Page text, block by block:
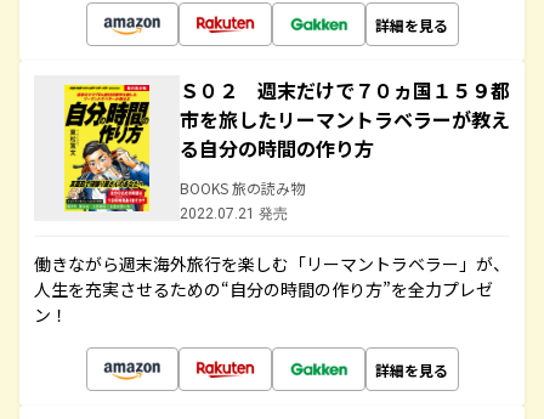
詳細を見る
Ｓ０２ 週末だけで７０ヵ国１５９都
市を旅したリーマントラベラーが教え
る自分の時間の作り方
BOOKS 旅の読み物
2022.07.21 発売
働きながら週末海外旅行を楽しむ「リーマントラベラー」が、
人生を充実させるための“自分の時間の作り方”を全力プレゼ
ン！
詳細を見る